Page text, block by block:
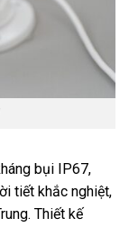
bụi IP67,
tiết khắc nghiệt,
Thiết kế